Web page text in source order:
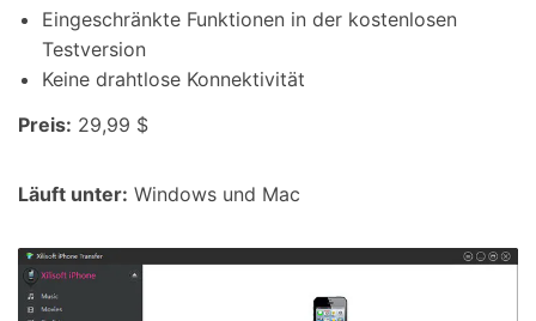
Eingeschränkte Funktionen in der kostenlosen
Testversion
Keine drahtlose Konnektivität
Preis: 29,99 $
Läuft unter: Windows und Mac